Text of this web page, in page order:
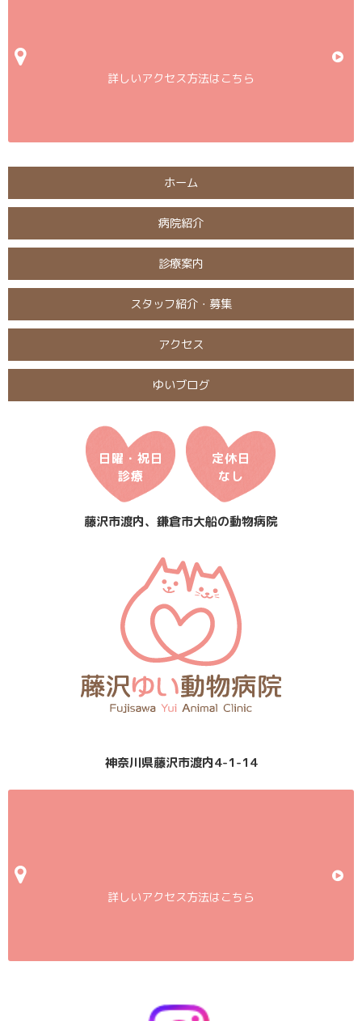
詳しいアクセス方法はこちら
ホーム
病院紹介
診療案内
スタッフ紹介・募集
アクセス
ゆいブログ
日曜・祝日
診療
定休日
なし
藤沢市渡内、鎌倉市大船の動物病院
神奈川県藤沢市渡内4-1-14
詳しいアクセス方法はこちら